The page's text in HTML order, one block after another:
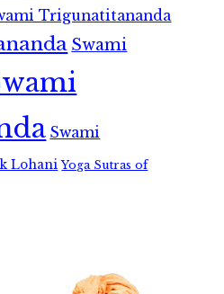
Trigunatitananda
Swami
Swami
Lohani Yoga Sutras of